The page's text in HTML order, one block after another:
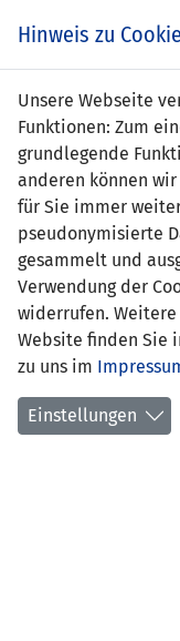
Patrick
Position:
Geburtsdatum:
aktueller Verein:
Anzahl Spiele:
Hinweis zu
Unsere Webseite
Funktionen: Zum
grundlegende
anderen können
für Sie immer
pseudonymisierte
gesammelt und
Verwendung der
widerrufen.
Website finden Sie
zu uns im
Einstellungen